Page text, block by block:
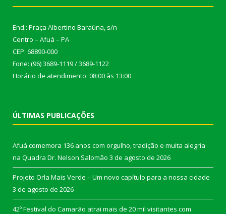
End.: Praça Albertino Baraúna, s/n
Centro – Afuá – PA
CEP: 68890-000
Fone: (96) 3689-1119 / 3689-1122
Horário de atendimento: 08:00 às 13:00
ÚLTIMAS PUBLICAÇÕES
Afuá comemora 136 anos com orgulho, tradição e muita alegria
na Quadra Dr. Nelson Salomão 3 de agosto de 2026
Projeto Orla Mais Verde – Um novo capítulo para a nossa cidade
3 de agosto de 2026
42º Festival do Camarão atrai mais de 20 mil visitantes com